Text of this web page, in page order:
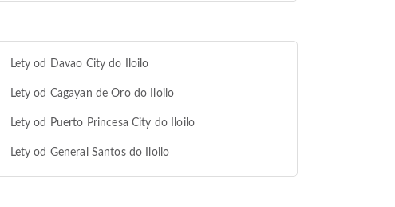
Lety od Davao City do Iloilo
Lety od Cagayan de Oro do Iloilo
Lety od Puerto Princesa City do Iloilo
Lety od General Santos do Iloilo